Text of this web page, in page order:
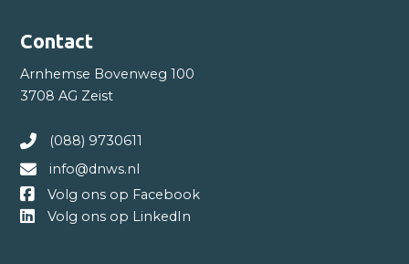
Contact
Arnhemse Bovenweg 100
3708 AG Zeist
(088) 9730611
info@dnws.nl
Volg ons op Facebook
Volg ons op LinkedIn